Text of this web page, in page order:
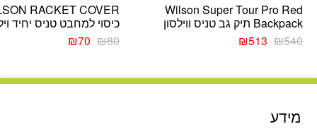
Wilson Super Tour Pro Red
Backpack תיק גב טניס ווילסון
₪540
המחיר
₪540.
₪513 המחיר
₪513.
RACKET COVER
כיסוי למחבט טניס יחיד
₪80
המחיר
₪80.
₪70 המחיר
₪70.
מידע